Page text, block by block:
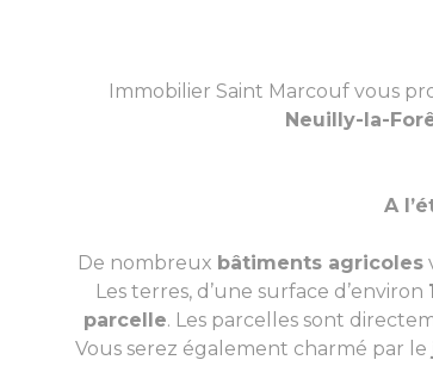
Immobilier Saint Marcouf vous
Neuilly-la-
A
De nombreux bâtiments agricoles
Les terres, d’une surface d’environ
parcelle. Les parcelles sont
Vous serez également charmé par le